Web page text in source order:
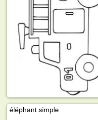
éléphant simple